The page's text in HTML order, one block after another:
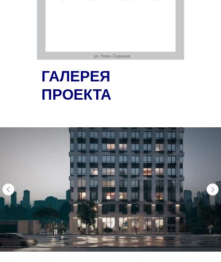
ГАЛЕРЕЯ
ПРОЕКТА
Культура в моде: собрали
топ-5 мест Октябрьского
района Самары для
интеллектуального досуга
Читать далее →
«Переезд —
дофамина,
новизны»:
психолог
смена жилья
влияют на
Читать